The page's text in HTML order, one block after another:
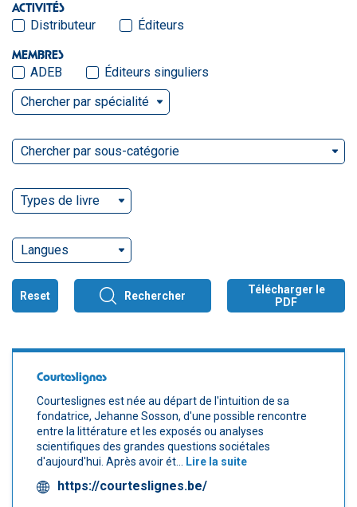
ACTIVITÉS
Distributeur Éditeurs
MEMBRES
ADEB
Éditeurs singuliers
Chercher par spécialité
Chercher par sous-catégorie
Types de livre
Langues
Reset Rechercher
Télécharger le
PDF
Courteslignes
Courteslignes est née au départ de l'intuition de sa
fondatrice, Jehanne Sosson, d'une possible rencontre
entre la littérature et les exposés ou analyses
scientifiques des grandes questions sociétales
d'aujourd'hui. Après avoir ét...
Lire la suite
https://courteslignes.be/